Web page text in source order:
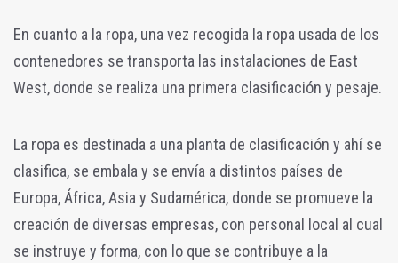
En cuanto a la ropa, una vez recogida la ropa usada de los
contenedores se transporta las instalaciones de East
West, donde se realiza una primera clasificación y pesaje.
La ropa es destinada a una planta de clasificación y ahí se
clasifica, se embala y se envía a distintos países de
Europa, África, Asia y Sudamérica, donde se promueve la
creación de diversas empresas, con personal local al cual
se instruye y forma, con lo que se contribuye a la